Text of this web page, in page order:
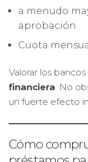
a menudo
aprobación
Cuota
Valorar los bancos
financiera. No
un fuerte efecto
Cómo